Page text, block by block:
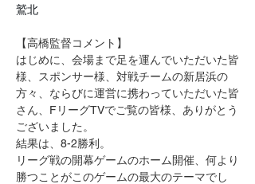
鷲北
【高橋監督コメント】
はじめに、会場まで足を運んでいただいた皆
様、スポンサー様、対戦チームの新居浜の
方々、ならびに運営に携わっていただいた皆
さん、FリーグTVでご覧の皆様、ありがとう
ございました。
結果は、8-2勝利。
リーグ戦の開幕ゲームのホーム開催、何より
勝つことがこのゲームの最大のテーマでし